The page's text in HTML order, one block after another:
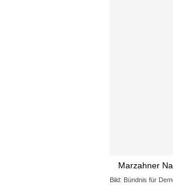
Marzahner
Bild: Bündnis für